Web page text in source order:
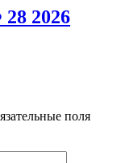
2026
поля